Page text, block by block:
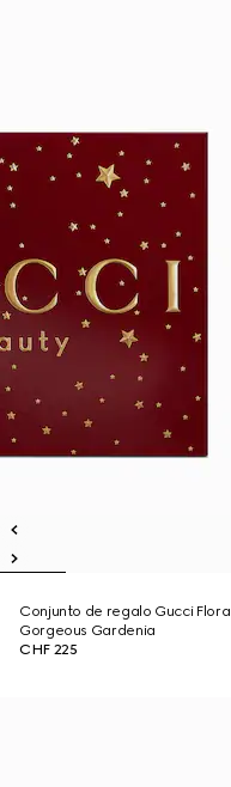
Conjunto de regalo Gucci Flora
Gorgeous Gardenia
CHF 225